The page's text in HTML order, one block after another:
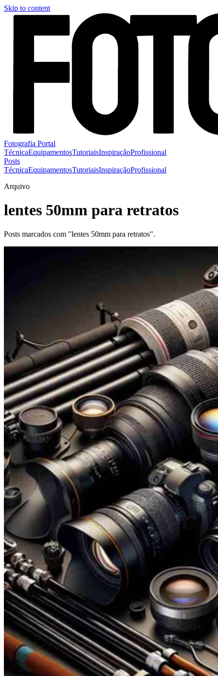
Skip to content
Fotografia Portal
TécnicaEquipamentosTutoriaisInspiraçãoProfissional
Posts
TécnicaEquipamentosTutoriaisInspiraçãoProfissional
Arquivo
lentes 50mm para retratos
Posts marcados com "lentes 50mm para retratos".